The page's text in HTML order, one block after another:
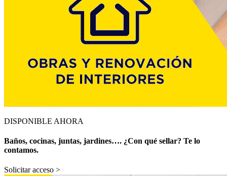
DISPONIBLE AHORA
Baños, cocinas, juntas, jardines…. ¿Con qué sellar? Te lo
contamos.
Solicitar acceso >